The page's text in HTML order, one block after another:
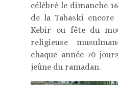
célébré le dimanche
de la Tabaski encore
Kebir ou fête du
religieuse
chaque année 70
jeûne du ramadan.